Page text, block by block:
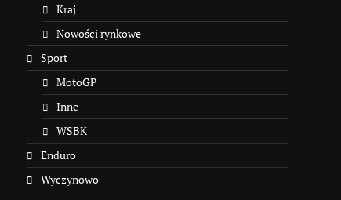
Kraj
Nowości rynkowe
Sport
MotoGP
Inne
WSBK
Enduro
Wyczynowo